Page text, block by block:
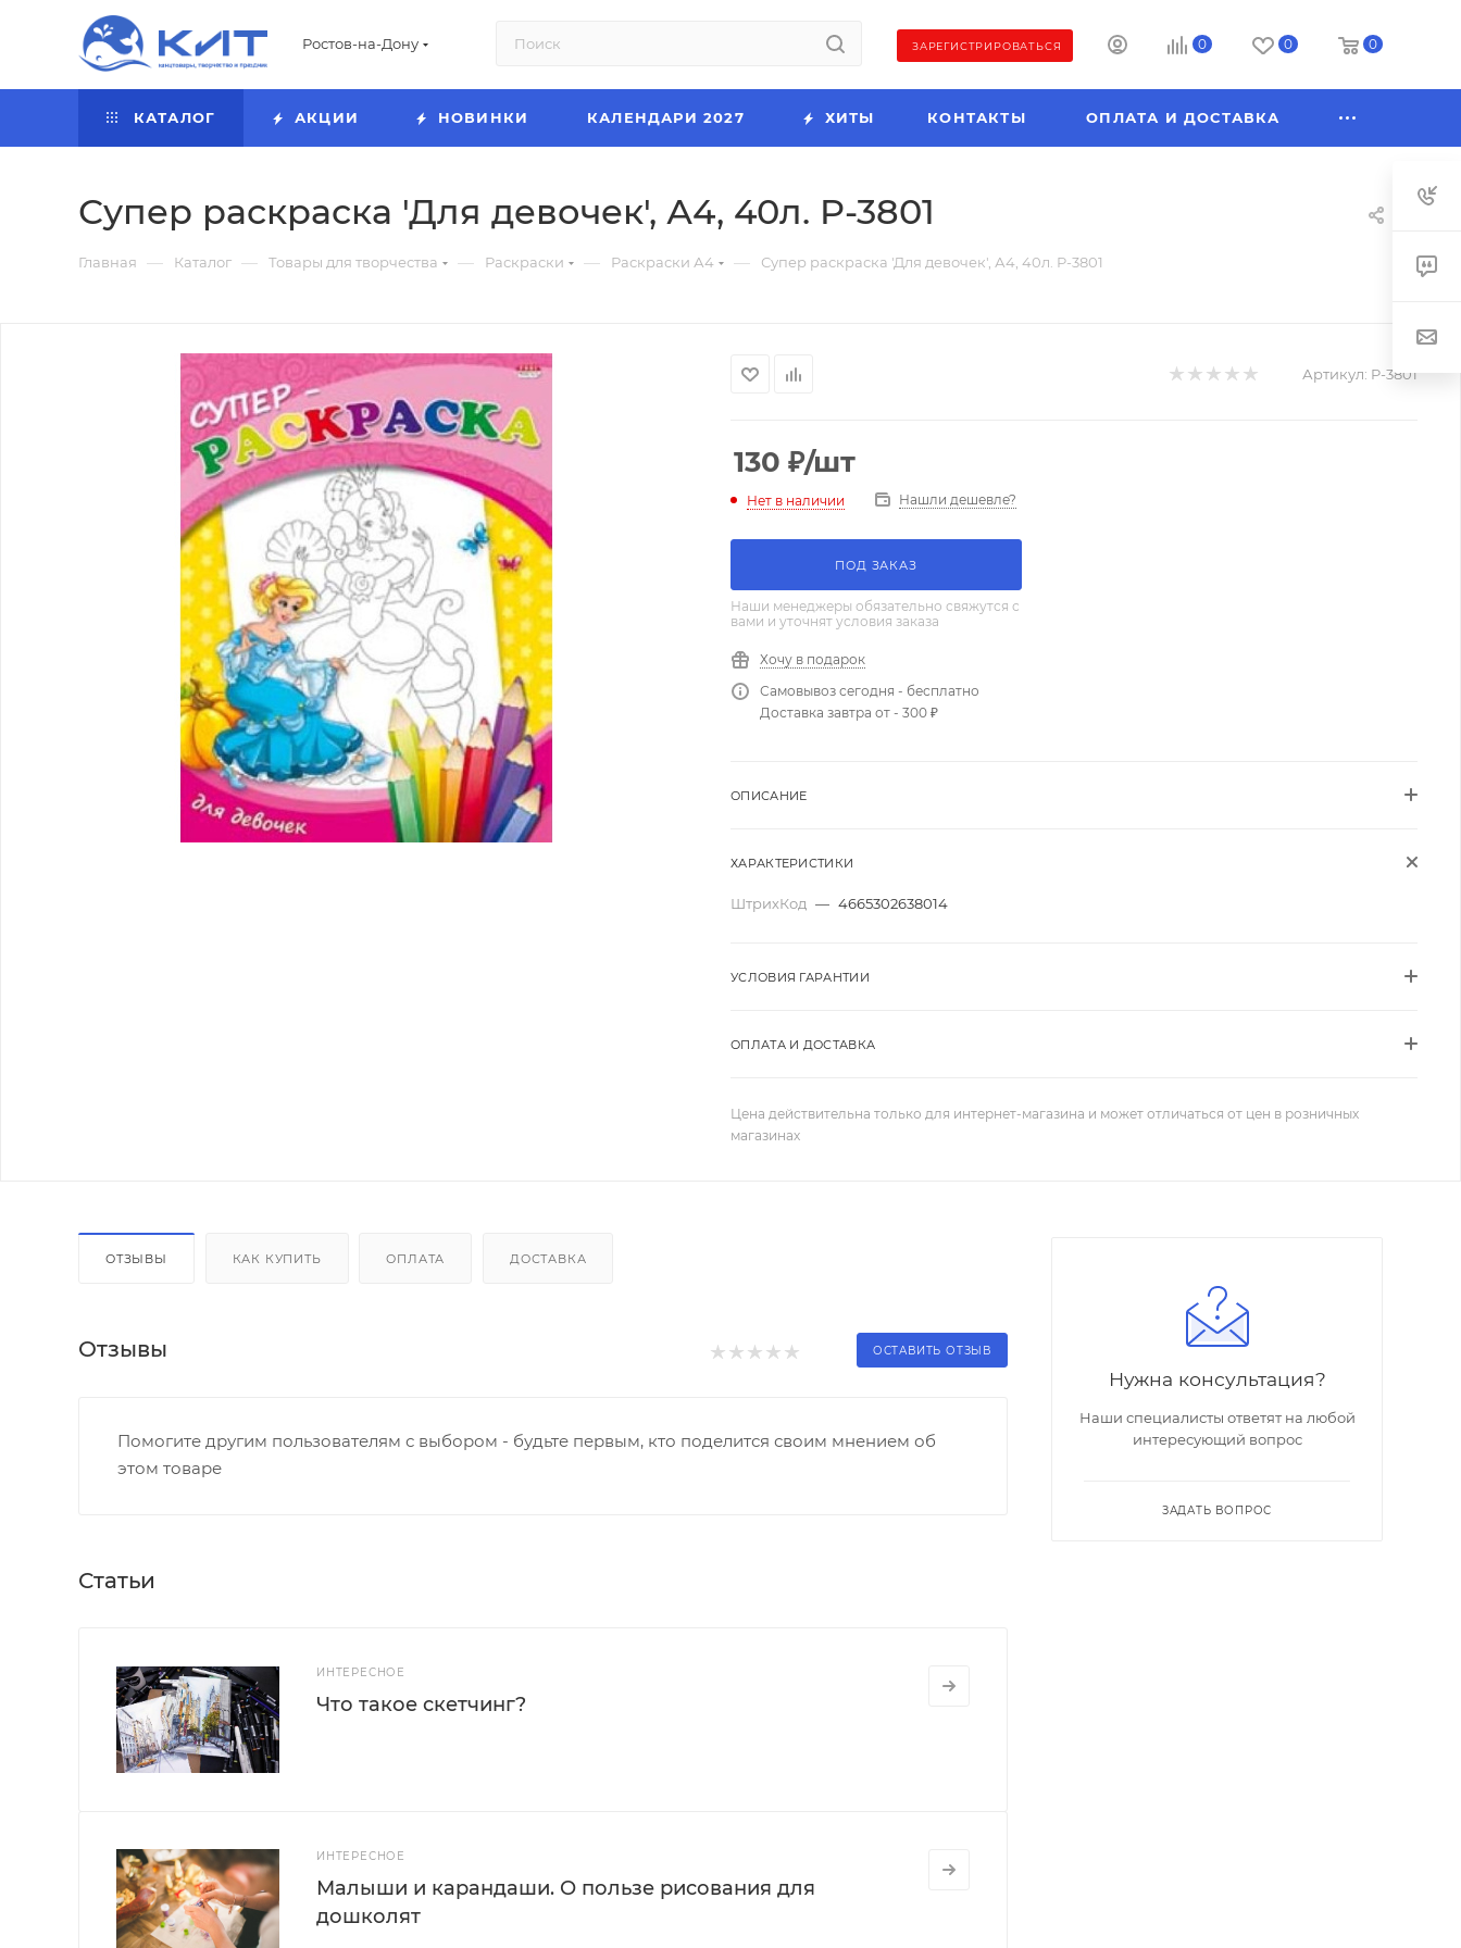
Ростов-на-Дону ЗАРЕГИСТРИРОВАТЬСЯ 0 0 0
КАТАЛОГ АКЦИИ НОВИНКИ КАЛЕНДАРИ 2027 ХИТЫ КОНТАКТЫ ОПЛАТА И ДОСТАВКА
Супер раскраска 'Для девочек', А4, 40л. P-3801
Главная — Каталог — Товары для творчества — Раскраски — Раскраски А4 — Супер раскраска 'Для девочек', А4, 40л. P-3801
Артикул: P-3801
130 ₽/шт
Нет в наличии Нашли дешевле?
ПОД ЗАКАЗ
Наши менеджеры обязательно свяжутся с
вами и уточнят условия заказа
Хочу в подарок
Самовывоз сегодня - бесплатно
Доставка завтра от - 300 ₽
ОПИСАНИЕ
ХАРАКТЕРИСТИКИ
ШтрихКод — 4665302638014
УСЛОВИЯ ГАРАНТИИ
ОПЛАТА И ДОСТАВКА
Цена действительна только для интернет-магазина и может отличаться от цен в розничных
магазинах
ОТЗЫВЫ КАК КУПИТЬ ОПЛАТА ДОСТАВКА
Отзывы ОСТАВИТЬ ОТЗЫВ
Помогите другим пользователям с выбором - будьте первым, кто поделится своим мнением об
этом товаре
Статьи
ИНТЕРЕСНОЕ
Что такое скетчинг?
ИНТЕРЕСНОЕ
Малыши и карандаши. О пользе рисования для
дошколят
Нужна консультация?
Наши специалисты ответят на любой
интересующий вопрос
ЗАДАТЬ ВОПРОС